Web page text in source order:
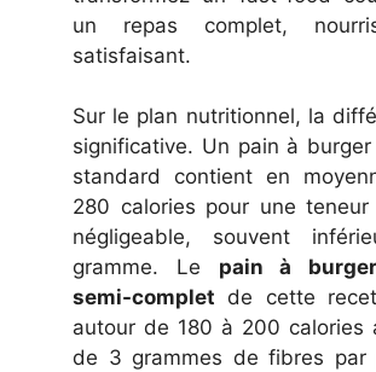
un repas complet,
satisfaisant.
Sur le plan nutritionnel, la
significative. Un pain à
standard contient en
280 calories pour une
négligeable, souvent
gramme. Le pain à
semi-complet de cette
autour de 180 à 200 calories
de 3 grammes de fibres par